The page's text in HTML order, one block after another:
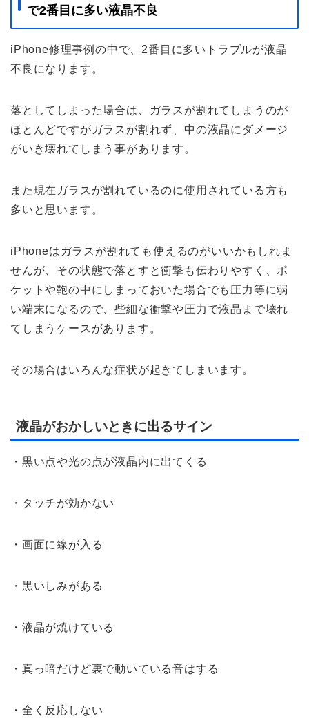
で2番目に多い液晶不良
iPhone修理事例の中で、2番目に多いトラブルが液晶
不良になります。
落としてしまった場合は、ガラスが割れてしまうのが
ほとんどですがガラスが割れず、中の液晶にダメージ
がいき壊れてしまう事があります。
また現在ガラスが割れているのに使用されている方も
多いと思います。
iPhoneはガラスが割れても使えるのがいいかもしれま
せんが、その状態で落とすと衝撃も伝わりやすく、ポ
ケットや鞄の中にしまっておいた場合でも圧力等に弱
い端末になるので、些細な衝撃や圧力で液晶まで壊れ
てしまうケースがあります。
その場合はいろんな症状が起きてしまいます。
液晶がおかしいときに出るサイン
・黒い点や光の点が液晶内に出てくる
・タッチが効かない
・画面に線が入る
・黒いしみがある
・液晶が焼けている
・真っ暗だけど裏で動いている音はする
・全く反応しない